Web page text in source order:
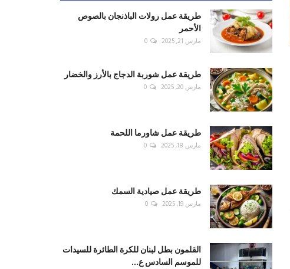
طريقة عمل رولات الباذنجان بالصوص
الأحمر
مارس 21, 2025 0
طريقة عمل شوربة الدجاج بالأرز والخضار
مارس 20, 2025 0
طريقة عمل شاورما اللحمة
مارس 18, 2025 0
طريقة عمل صيادية السمك
مارس 19, 2025 0
القلمون بطل لبنان للكرة الطائرة للسيدات
للموسم السادس ع...